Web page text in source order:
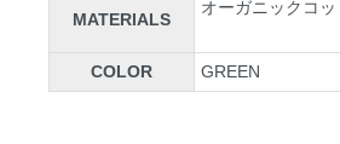
MATERIALS
オーガニックコ
COLOR GREEN